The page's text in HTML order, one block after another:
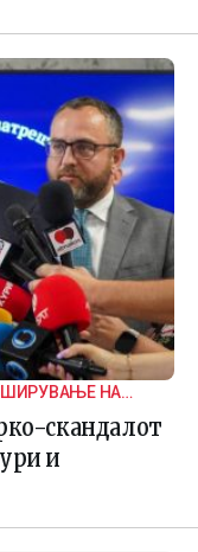
НА
скандалот
и